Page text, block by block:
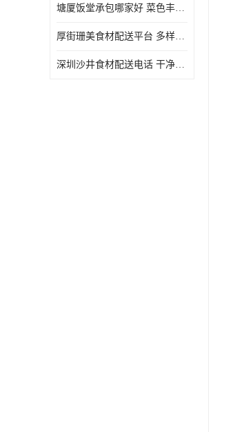
塘厦饭堂承包哪家好 菜色丰富 大幅度降低食材成本
厚街珊美食材配送平台 多样化选择 提高膳食质量
深圳沙井食材配送电话 干净卫生 无需亲自管理